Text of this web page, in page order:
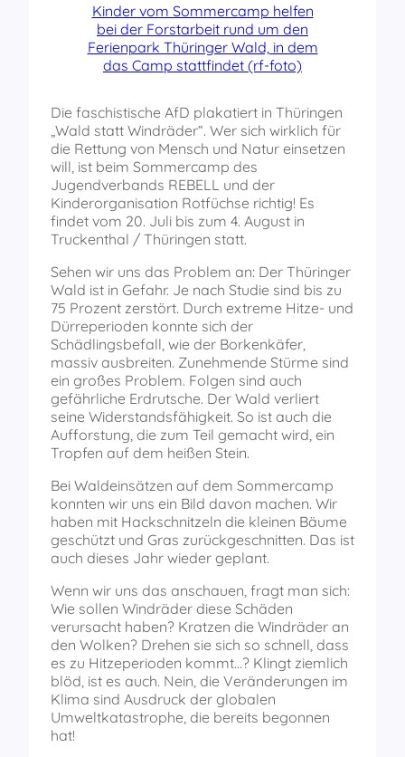
Kinder vom Sommercamp helfen
bei der Forstarbeit rund um den
Ferienpark Thüringer Wald, in dem
das Camp stattfindet (rf-foto)
Die faschistische AfD plakatiert in Thüringen
„Wald statt Windräder“. Wer sich wirklich für
die Rettung von Mensch und Natur einsetzen
will, ist beim Sommercamp des
Jugendverbands REBELL und der
Kinderorganisation Rotfüchse richtig! Es
findet vom 20. Juli bis zum 4. August in
Truckenthal / Thüringen statt.
Sehen wir uns das Problem an: Der Thüringer
Wald ist in Gefahr. Je nach Studie sind bis zu
75 Prozent zerstört. Durch extreme Hitze- und
Dürreperioden konnte sich der
Schädlingsbefall, wie der Borkenkäfer,
massiv ausbreiten. Zunehmende Stürme sind
ein großes Problem. Folgen sind auch
gefährliche Erdrutsche. Der Wald verliert
seine Widerstandsfähigkeit. So ist auch die
Aufforstung, die zum Teil gemacht wird, ein
Tropfen auf dem heißen Stein.
Bei Waldeinsätzen auf dem Sommercamp
konnten wir uns ein Bild davon machen. Wir
haben mit Hackschnitzeln die kleinen Bäume
geschützt und Gras zurückgeschnitten. Das ist
auch dieses Jahr wieder geplant.
Wenn wir uns das anschauen, fragt man sich:
Wie sollen Windräder diese Schäden
verursacht haben? Kratzen die Windräder an
den Wolken? Drehen sie sich so schnell, dass
es zu Hitzeperioden kommt…? Klingt ziemlich
blöd, ist es auch. Nein, die Veränderungen im
Klima sind Ausdruck der globalen
Umweltkatastrophe, die bereits begonnen
hat!